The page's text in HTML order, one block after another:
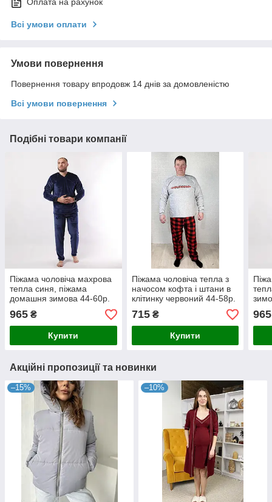
Всі умови оплати
Умови повернення
Повернення товару впродовж 14 днів за домовленістю
Всі умови повернення
Подібні товари компанії
Піжама чоловіча махрова
тепла синя, піжама
домашня зимова 44-60р.
965 ₴
Купити
Піжама чоловіча тепла з
начосом кофта і штани в
клітинку червоний 44-58р.
715₴
Купити
965
Акційні пропозиції та новинки
–15% –10%